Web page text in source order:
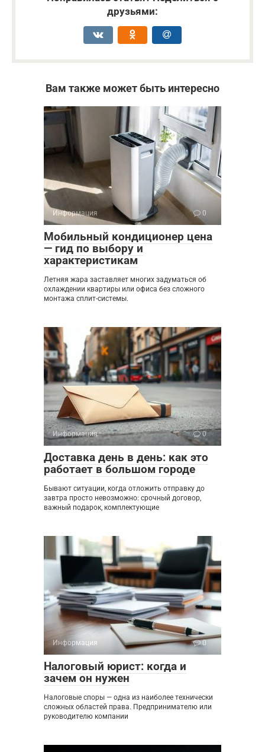
друзьями:
Вам также может быть интересно
Информация 0
Мобильный кондиционер цена
— гид по выбору и
характеристикам
Летняя жара заставляет многих задуматься об
охлаждении квартиры или офиса без сложного
монтажа сплит-системы.
Информация 0
Доставка день в день: как это
работает в большом городе
Бывают ситуации, когда отложить отправку до
завтра просто невозможно: срочный договор,
важный подарок, комплектующие
Информация 0
Налоговый юрист: когда и
зачем он нужен
Налоговые споры — одна из наиболее технически
сложных областей права. Предпринимателю или
руководителю компании